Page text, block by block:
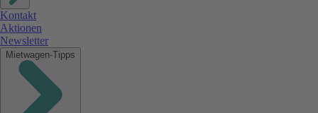
Kontakt
Aktionen
Newsletter
Mietwagen-Tipps